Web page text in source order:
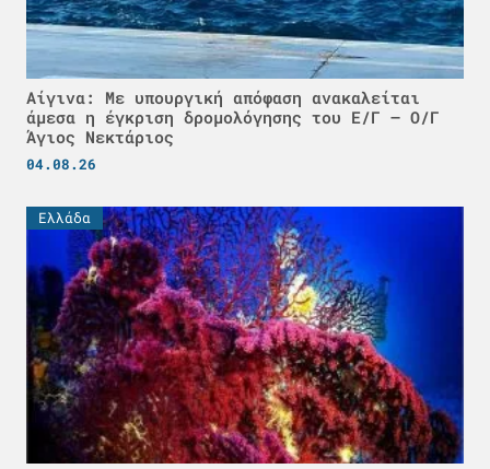
Αίγινα: Με υπουργική απόφαση ανακαλείται
άμεσα η έγκριση δρομολόγησης του Ε/Γ – Ο/Γ
Άγιος Νεκτάριος
04.08.26
Ελλάδα